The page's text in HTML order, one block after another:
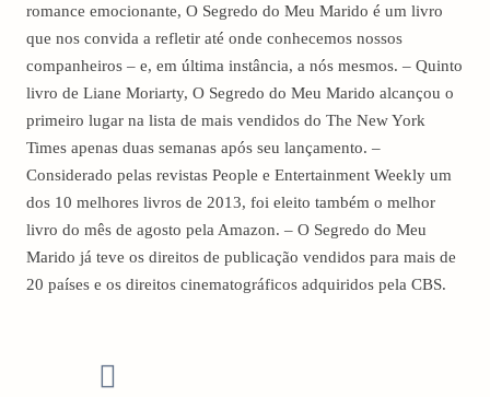
romance emocionante, O Segredo do Meu Marido é um livro
que nos convida a refletir até onde conhecemos nossos
companheiros – e, em última instância, a nós mesmos. – Quinto
livro de Liane Moriarty, O Segredo do Meu Marido alcançou o
primeiro lugar na lista de mais vendidos do The New York
Times apenas duas semanas após seu lançamento. –
Considerado pelas revistas People e Entertainment Weekly um
dos 10 melhores livros de 2013, foi eleito também o melhor
livro do mês de agosto pela Amazon. – O Segredo do Meu
Marido já teve os direitos de publicação vendidos para mais de
20 países e os direitos cinematográficos adquiridos pela CBS.